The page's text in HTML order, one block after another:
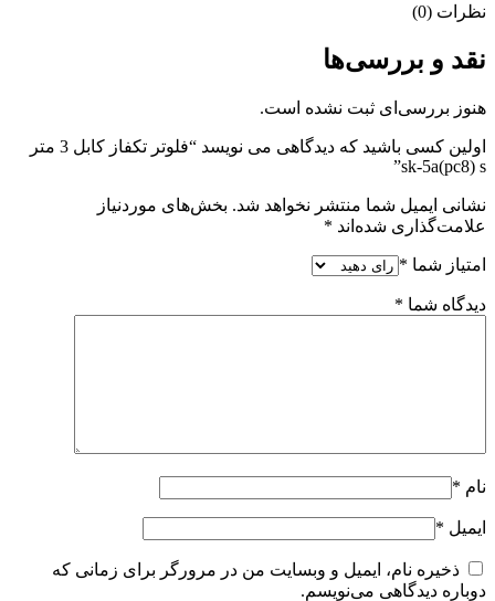
نظرات (0)
نقد و بررسی‌ها
هنوز بررسی‌ای ثبت نشده است.
اولین کسی باشید که دیدگاهی می نویسد “فلوتر تکفاز کابل 3 متر
sk-5a(pc8) s”
نشانی ایمیل شما منتشر نخواهد شد. بخش‌های موردنیاز
علامت‌گذاری شده‌اند *
امتیاز شما *
دیدگاه شما *
نام *
ایمیل *
ذخیره نام، ایمیل و وبسایت من در مرورگر برای زمانی که
دوباره دیدگاهی می‌نویسم.